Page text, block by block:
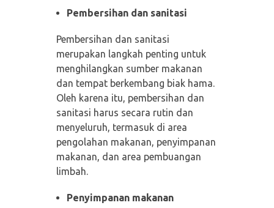
Pembersihan dan sanitasi
Pembersihan dan sanitasi
merupakan langkah penting untuk
menghilangkan sumber makanan
dan tempat berkembang biak hama.
Oleh karena itu, pembersihan dan
sanitasi harus secara rutin dan
menyeluruh, termasuk di area
pengolahan makanan, penyimpanan
makanan, dan area pembuangan
limbah.
Penyimpanan makanan